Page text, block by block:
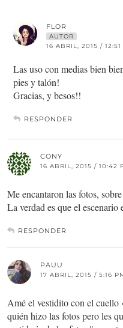
FLOR
AUTOR
16 ABRIL, 2015 / 12:51
Las uso con medias bien
pies y talón!
Gracias, y besos!!
RESPONDER
CONY
16 ABRIL, 2015 / 10:42
Me encantaron las fotos,
La verdad es que el escenario
RESPONDER
PAUU
17 ABRIL, 2015 / 5:16
Amé el vestidito con el cuello
quién hizo las fotos pero les